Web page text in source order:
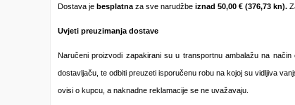
Dostava je besplatna za sve narudžbe iznad 50,00 € (376,73 kn).
Uvjeti preuzimanja dostave
Naručeni proizvodi zapakirani su u transportnu ambalažu na
dostavljaču, te odbiti preuzeti isporučenu robu na kojoj su vidljiva
ovisi o kupcu, a naknadne reklamacije se ne uvažavaju.